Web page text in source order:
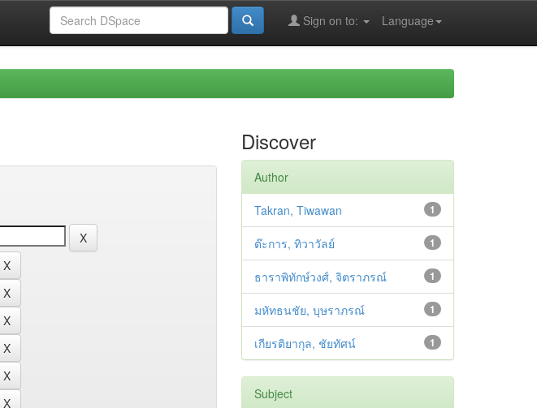
Language
Sign on to:
Discover
Author
1
Takran, Tiwawan
1
ต๊ะการ, ทิวาวัลย์
1
ธาราพิทักษ์วงศ์, จิตราภรณ์
1
มหัทธนชัย, บุษราภรณ์
1
เกียรติยากุล, ชัยทัศน์
Subject